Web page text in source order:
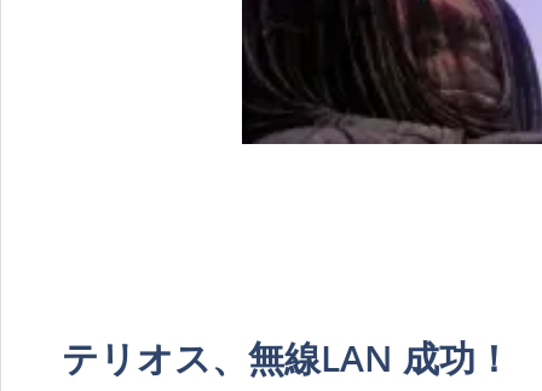
テリオス、無線LAN 成功！